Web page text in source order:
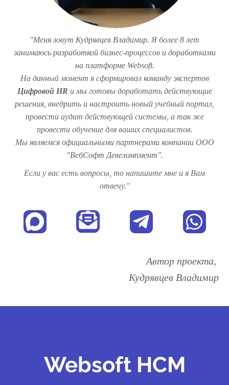
"Меня зовут Кудрявцев Владимир. Я более 8 лет
занимаюсь разработкой бизнес-процессов и доработками
на платформе Websoft.
На данный момент я сформировал команду экспертов
Цифровой HR и мы готовы доработать действующие
решения, внедрить и настроить новый учебный портал,
провести аудит действующей системы, а так же
провести обучение для ваших специалистов.
Мы являемся официальными партнерами компании ООО
"ВебСофт Девеломпмент".
Если у вас есть вопросы, то напишите мне и я Вам
отвечу."
Автор проекта,
Кудрявцев Владимир
Websoft HCM